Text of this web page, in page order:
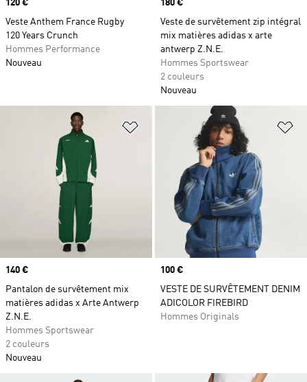
Prix
120 €
Veste Anthem France Rugby
120 Years Crunch
Hommes Performance
Nouveau
Prix
180 €
Veste de survêtement zip intégral
mix matières adidas x arte
antwerp Z.N.E.
Hommes Sportswear
2 couleurs
Nouveau
Ajouter à la Liste de produits
Prix
140 €
Pantalon de survêtement mix
matières adidas x Arte Antwerp
Z.N.E.
Hommes Sportswear
2 couleurs
Nouveau
Prix
100 €
VESTE DE SURVÊTEMENT DENIM
ADICOLOR FIREBIRD
Hommes Originals